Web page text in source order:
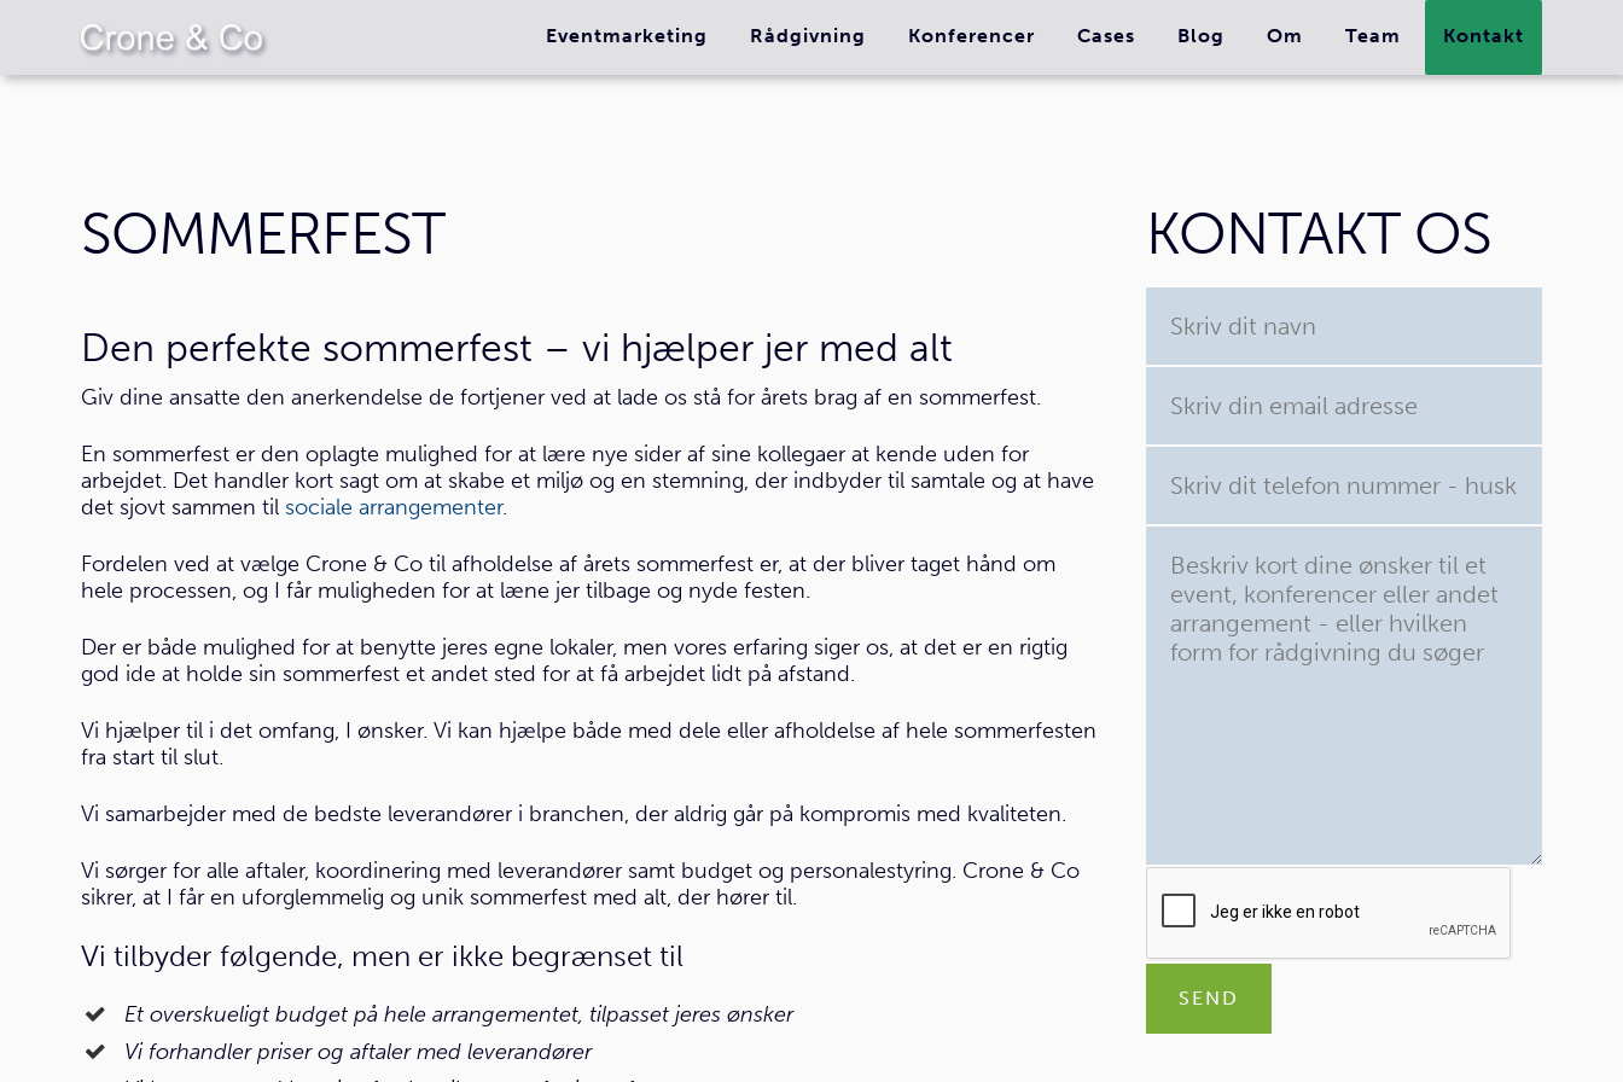
Eventmarketing Rådgivning Konferencer Cases Blog Om Team Kontakt
SOMMERFEST
Den perfekte sommerfest – vi hjælper jer med alt
Giv dine ansatte den anerkendelse de fortjener ved at lade os stå for årets brag af en sommerfest.
En sommerfest er den oplagte mulighed for at lære nye sider af sine kollegaer at kende uden for
arbejdet. Det handler kort sagt om at skabe et miljø og en stemning, der indbyder til samtale og at have
det sjovt sammen til sociale arrangementer.
Fordelen ved at vælge Crone & Co til afholdelse af årets sommerfest er, at der bliver taget hånd om
hele processen, og I får muligheden for at læne jer tilbage og nyde festen.
Der er både mulighed for at benytte jeres egne lokaler, men vores erfaring siger os, at det er en rigtig
god ide at holde sin sommerfest et andet sted for at få arbejdet lidt på afstand.
Vi hjælper til i det omfang, I ønsker. Vi kan hjælpe både med dele eller afholdelse af hele sommerfesten
fra start til slut.
Vi samarbejder med de bedste leverandører i branchen, der aldrig går på kompromis med kvaliteten.
Vi sørger for alle aftaler, koordinering med leverandører samt budget og personalestyring. Crone & Co
sikrer, at I får en uforglemmelig og unik sommerfest med alt, der hører til.
Vi tilbyder følgende, men er ikke begrænset til
Et overskueligt budget på hele arrangementet, tilpasset jeres ønsker
Vi forhandler priser og aftaler med leverandører
KONTAKT OS
SEND